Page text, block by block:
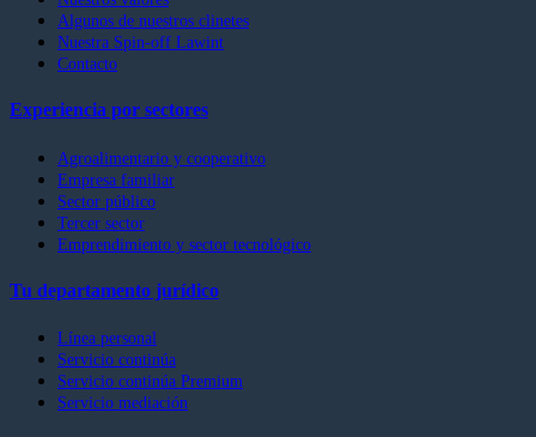
Algunos de nuestros clinetes
Nuestra Spin-off Lawint
Contacto
Experiencia por sectores
Agroalimentario y cooperativo
Empresa familiar
Sector público
Tercer sector
Emprendimiento y sector tecnológico
Tu departamento jurídico
Línea personal
Servicio continúa
Servicio continúa Premium
Servicio mediación